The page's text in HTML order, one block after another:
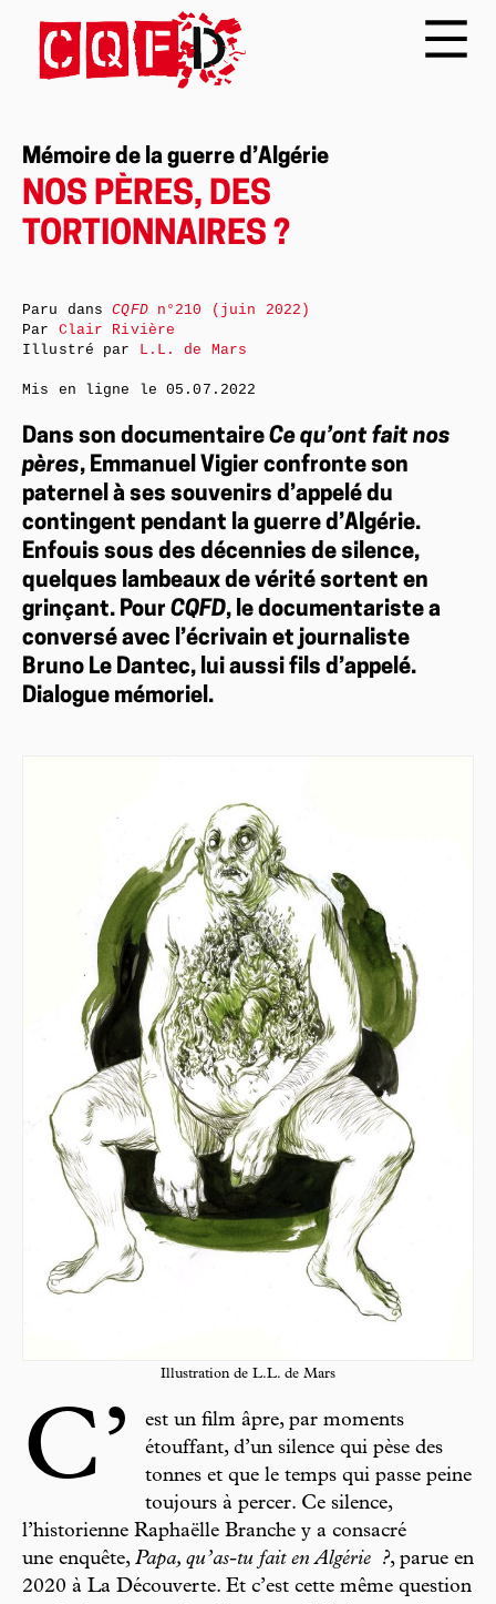
Mémoire de la guerre d’Algérie
NOS PÈRES, DES
TORTIONNAIRES ?
Dans son documentaire Ce qu’ont fait nos
pères, Emmanuel Vigier confronte son
paternel à ses souvenirs d’appelé du
contingent pendant la guerre d’Algérie.
Enfouis sous des décennies de silence,
quelques lambeaux de vérité sortent en
grinçant. Pour CQFD, le documentariste a
conversé avec l’écrivain et journaliste
Bruno Le Dantec, lui aussi fils d’appelé.
Dialogue mémoriel.
Illustration de L.L. de Mars
C’
est un film âpre, par moments
étouffant, d’un silence qui pèse des
tonnes et que le temps qui passe peine
toujours à percer. Ce silence,
l’historienne Raphaëlle Branche y a consacré
une enquête, Papa, qu’as-tu fait en Algérie ?, parue en
2020 à La Découverte. Et c’est cette même question
Paru dansCQFDn°210 (juin 2022)
Par Clair Rivière
Illustré par L.L. de Mars
Mis en ligne le05.07.2022